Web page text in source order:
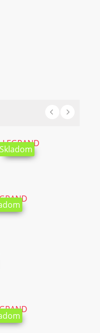
Skladom